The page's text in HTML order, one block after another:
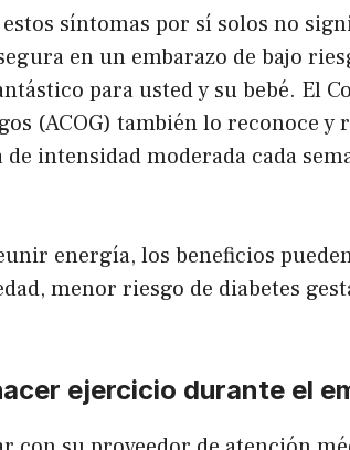
síntomas por sí solos no
en un embarazo de bajo
para usted y su bebé. El
(ACOG) también lo reconoce y
intensidad moderada cada
energía, los beneficios
menor riesgo de diabetes
ejercicio durante el